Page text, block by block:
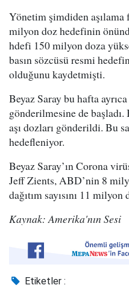
Yönetim şimdiden
milyon doz hedefinin
hdefi 150 milyon doza
basın sözcüsü resmi
olduğunu kaydetmişti.
Beyaz Saray bu hafta
gönderilmesine de
aşı dozları gönderildi. Bu
hedefleniyor.
Beyaz Saray’ın Corona
Jeff Zients, ABD’nin 8
dağıtım sayısını 11 milyon
Kaynak: Amerika'nın Sesi
Etiketler :